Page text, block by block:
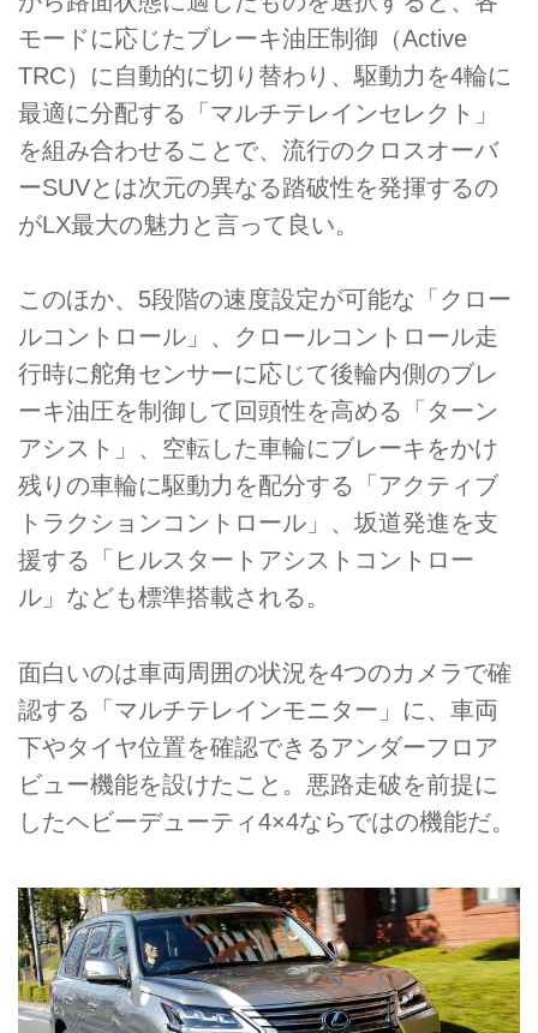
モードに応じたブレーキ油圧制御（Active
TRC）に自動的に切り替わり、駆動力を4輪に
最適に分配する「マルチテレインセレクト」
を組み合わせることで、流行のクロスオーバ
ーSUVとは次元の異なる踏破性を発揮するの
がLX最大の魅力と言って良い。
このほか、5段階の速度設定が可能な「クロー
ルコントロール」、クロールコントロール走
行時に舵角センサーに応じて後輪内側のブレ
ーキ油圧を制御して回頭性を高める「ターン
アシスト」、空転した車輪にブレーキをかけ
残りの車輪に駆動力を配分する「アクティブ
トラクションコントロール」、坂道発進を支
援する「ヒルスタートアシストコントロー
ル」なども標準搭載される。
面白いのは車両周囲の状況を4つのカメラで確
認する「マルチテレインモニター」に、車両
下やタイヤ位置を確認できるアンダーフロア
ビュー機能を設けたこと。悪路走破を前提に
したヘビーデューティ4×4ならではの機能だ。